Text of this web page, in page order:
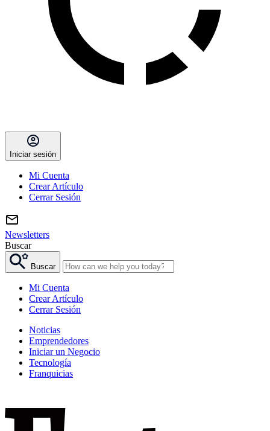
Iniciar sesión
Mi Cuenta
Crear Artículo
Cerrar Sesión
Newsletters
Buscar
Buscar
Mi Cuenta
Crear Artículo
Cerrar Sesión
Noticias
Emprendedores
Iniciar un Negocio
Tecnología
Franquicias